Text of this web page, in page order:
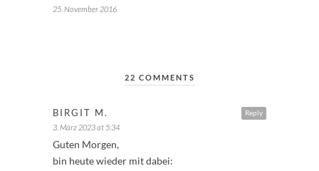
25. November 2016
22 COMMENTS
Reply
BIRGIT M.
3. März 2023 at 5:34
Guten Morgen,
bin heute wieder mit dabei: